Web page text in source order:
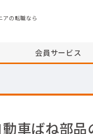
アの転職なら
会員サービス
車ばね部品